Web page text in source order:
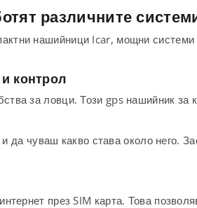
различните
нашийници Icar, мощни системи
контрол
за ловци. Този gps нашийник за
чуваш какво става около него.
през SIM карта. Това